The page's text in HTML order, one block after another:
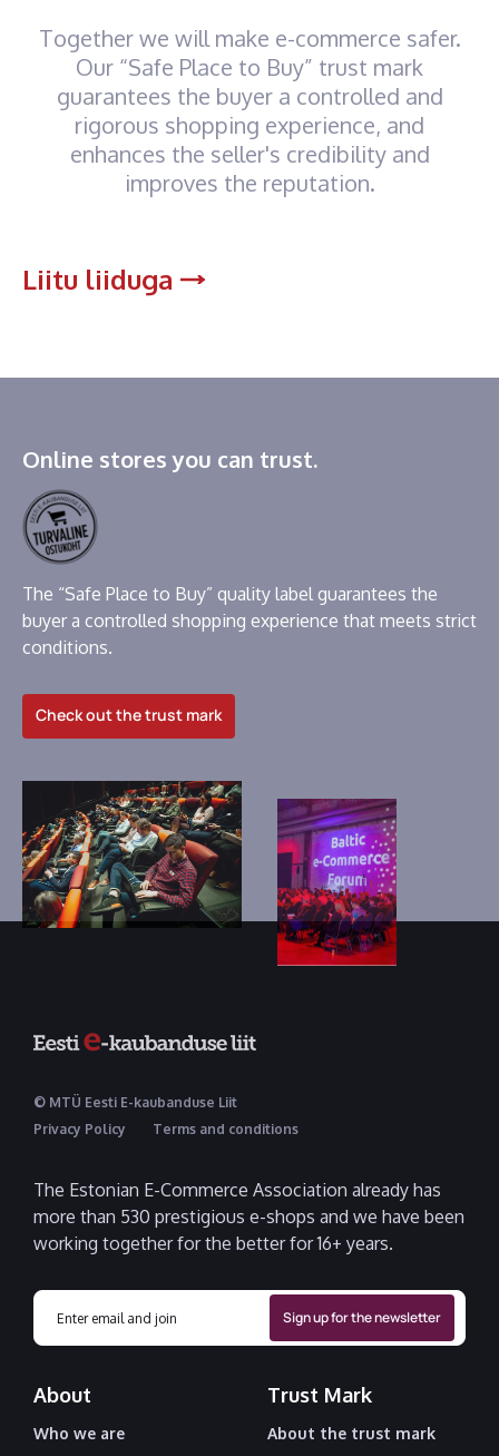
Together we will make e-commerce safer.
Our “Safe Place to Buy” trust mark
guarantees the buyer a controlled and
rigorous shopping experience, and
enhances the seller's credibility and
improves the reputation.
Liitu liiduga
Online stores you can trust.
The “Safe Place to Buy” quality label guarantees the
buyer a controlled shopping experience that meets strict
conditions.
Check out the trust mark
© MTÜ Eesti E-kaubanduse Liit
Privacy Policy
Terms and conditions
The Estonian E-Commerce Association already has
more than 530 prestigious e-shops and we have been
working together for the better for 16+ years.
About
Who we are
Trust Mark
About the trust mark